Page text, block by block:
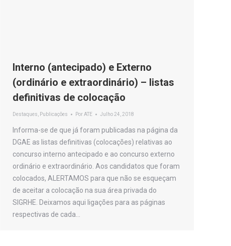
Interno (antecipado) e Externo
(ordinário e extraordinário) – listas
definitivas de colocação
Destaques Publicações PorATE Julho 24, 2018
Informa-se de que já foram publicadas na página da
DGAE as listas definitivas (colocações) relativas ao
concurso interno antecipado e ao concurso externo
ordinário e extraordinário. Aos candidatos que foram
colocados, ALERTAMOS para que não se esqueçam
de aceitar a colocação na sua área privada do
SIGRHE. Deixamos aqui ligações para as páginas
respectivas de cada…